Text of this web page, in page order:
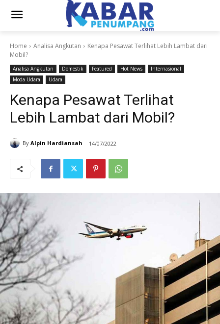
Home Analisa Angkutan
Kenapa Pesawat Terlihat Lebih Lambat dari
Mobil?
Analisa Angkutan Domestik Featured Hot News
Internasional
Moda Udara
Udara
Kenapa Pesawat Terlihat
Lebih Lambat dari Mobil?
By Alpin Hardiansah 14/07/2022